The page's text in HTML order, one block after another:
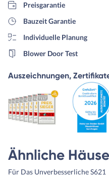
Preisgarantie
Bauzeit Garantie
Individuelle Planung
Blower Door Test
Auszeichnungen,
Ähnliche
Für Das Unverbesserliche S621